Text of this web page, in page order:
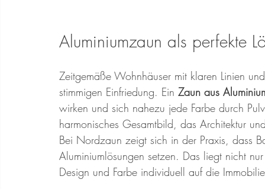
Aluminiumzaun als perfekte
Zeitgemäße Wohnhäuser mit klaren Linien
stimmigen Einfriedung. Ein Zaun aus
wirken und sich nahezu jede Farbe durch
harmonisches Gesamtbild, das Architektur
Bei Nordzaun zeigt sich in der Praxis, dass
Aluminiumlösungen setzen. Das liegt nicht
Design und Farbe individuell auf die